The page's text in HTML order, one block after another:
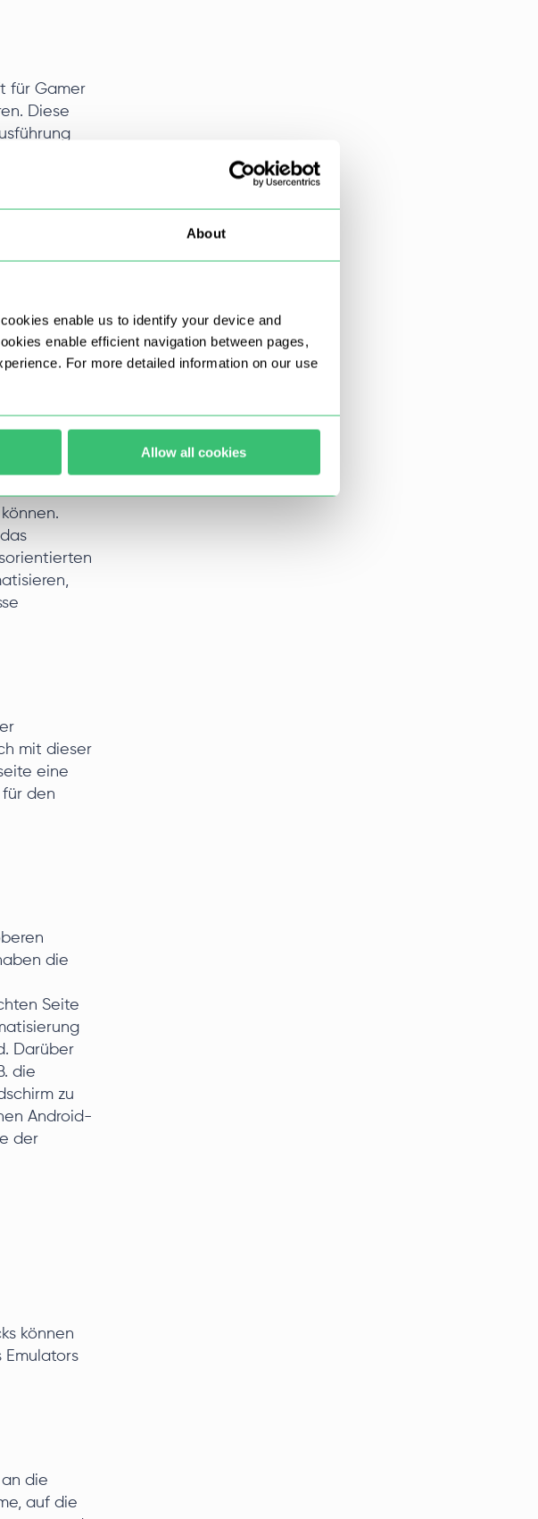
About
enable us to identify your device and
enable efficient navigation between pages,
For more detailed information on our use
Allow all cookies
für Gamer
Diese
als
von
von
mit dieser
eine
den
die
Seite
Darüber
die
zu
Android-
der
können
die
auf die